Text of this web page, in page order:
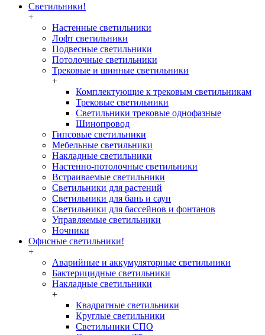
Светильники!
+
Настенные светильники
Лофт светильники
Подвесные светильники
Потолочные светильники
Трековые и шинные светильники
+
Комплектующие к трековым светильникам
Трековые светильники
Светильники трековые однофазные
Шинопровод
Гипсовые светильники
Мебельные светильники
Накладные светильники
Настенно-потолочные светильники
Встраиваемые светильники
Светильники для растений
Светильники для бань и саун
Светильники для бассейнов и фонтанов
Управляемые светильники
Ночники
Офисные светильники!
+
Аварийные и аккумуляторные светильники
Бактерицидные светильники
Накладные светильники
+
Квадратные светильники
Круглые светильники
Светильники СПО